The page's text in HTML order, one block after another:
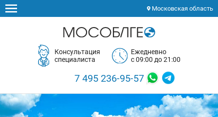
Московская область
Консультация
специалиста
Ежедневно
с 09:00 до 21:00
7 495 236-95-57